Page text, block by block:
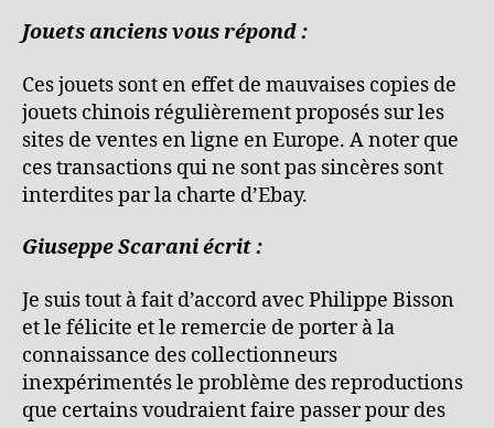
Jouets anciens vous répond :
Ces jouets sont en effet de mauvaises copies de
jouets chinois régulièrement proposés sur les
sites de ventes en ligne en Europe. A noter que
ces transactions qui ne sont pas sincères sont
interdites par la charte d’Ebay.
Giuseppe Scarani écrit :
Je suis tout à fait d’accord avec Philippe Bisson
et le félicite et le remercie de porter à la
connaissance des collectionneurs
inexpérimentés le problème des reproductions
que certains voudraient faire passer pour des